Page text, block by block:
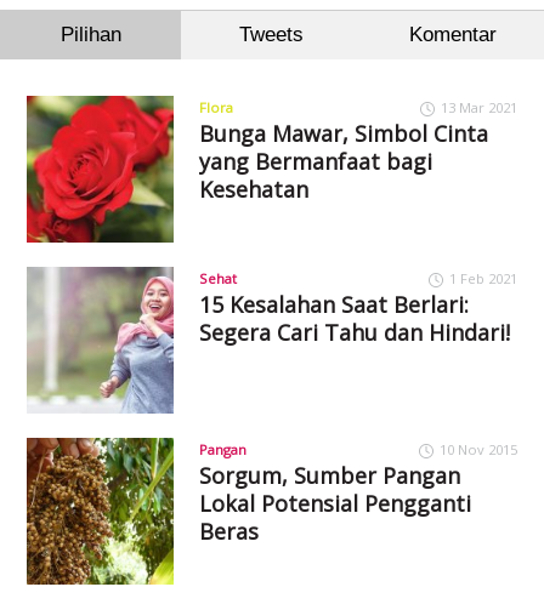
Pilihan Tweets Komentar
Flora 13 Mar 2021
Bunga Mawar, Simbol Cinta
yang Bermanfaat bagi
Kesehatan
Sehat 1 Feb 2021
15 Kesalahan Saat Berlari:
Segera Cari Tahu dan Hindari!
Pangan 10 Nov 2015
Sorgum, Sumber Pangan
Lokal Potensial Pengganti
Beras